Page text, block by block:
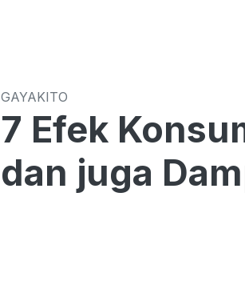
GAYAKITO
7 Efek
dan juga